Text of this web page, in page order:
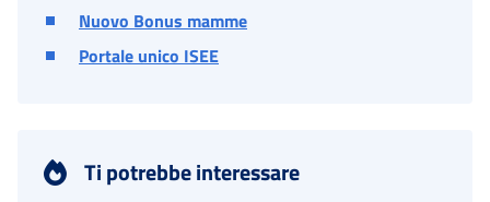
Nuovo Bonus mamme
Portale unico ISEE
Ti potrebbe interessare